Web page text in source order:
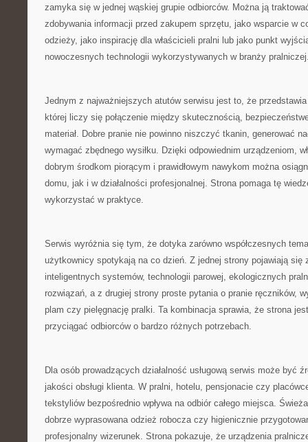
zamyka się w jednej wąskiej grupie odbiorców. Można ją
zdobywania informacji przed zakupem sprzętu, jako wsparcie w
odzieży, jako inspirację dla właścicieli pralni lub jako punkt
nowoczesnych technologii wykorzystywanych w branży
Jednym z najważniejszych atutów serwisu jest to, że
której liczy się połączenie między skutecznością,
materiał. Dobre pranie nie powinno niszczyć tkanin, generować
wymagać zbędnego wysiłku. Dzięki odpowiednim urządzeniom,
dobrym środkom piorącym i prawidłowym nawykom można
domu, jak i w działalności profesjonalnej. Strona pomaga tę
wykorzystać w praktyce.
Serwis wyróżnia się tym, że dotyka zarówno współczesnych
użytkownicy spotykają na co dzień. Z jednej strony pojawiają się
inteligentnych systemów, technologii parowej, ekologicznych
rozwiązań, a z drugiej strony proste pytania o pranie ręczników,
plam czy pielęgnację pralki. Ta kombinacja sprawia, że strona
przyciągać odbiorców o bardzo różnych potrzebach.
Dla osób prowadzących działalność usługową serwis może być
jakości obsługi klienta. W pralni, hotelu, pensjonacie czy
tekstyliów bezpośrednio wpływa na odbiór całego miejsca.
dobrze wyprasowana odzież robocza czy higienicznie
profesjonalny wizerunek. Strona pokazuje, że urządzenia